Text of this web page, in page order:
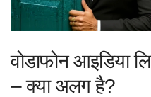
वोडाफोन आइडिया
– क्या अलग है?